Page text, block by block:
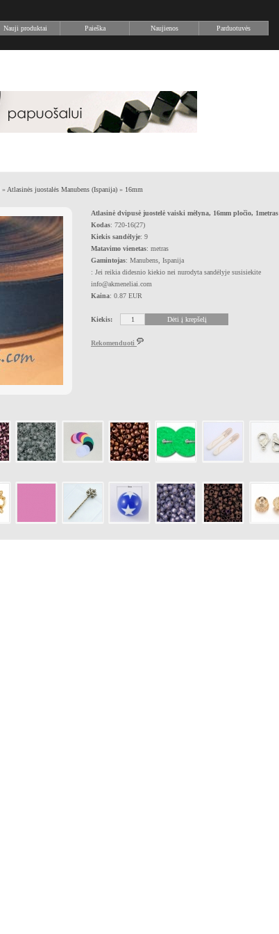
Nauji produktai Paieška Naujienos
Parduotuvės
» Atlasinės juostalės Manubens (Ispanija) » 16mm
Atlasinė dvipusė juostelė vaiski mėlyna, 16mm pločio, 1metras
Kodas: 720-16(27)
Kiekis sandėlyje: 9
Matavimo vienetas: metras
Gamintojas: Manubens, Ispanija
: Jei reikia didesnio kiekio nei nurodyta sandėlyje susisiekite
info@akmeneliai.com
Kaina: 0.87 EUR
Kiekis:
Rekomenduoti